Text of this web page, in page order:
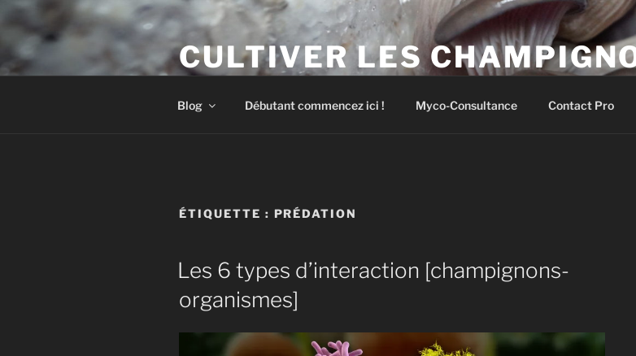
Aller
au
contenu
principal
CULTIVER LES
Blog Débutant commencez ici ! Myco-Consultance Contact Pro
ÉTIQUETTE : PRÉDATION
Les 6 types d’interaction [champignons-
organismes]